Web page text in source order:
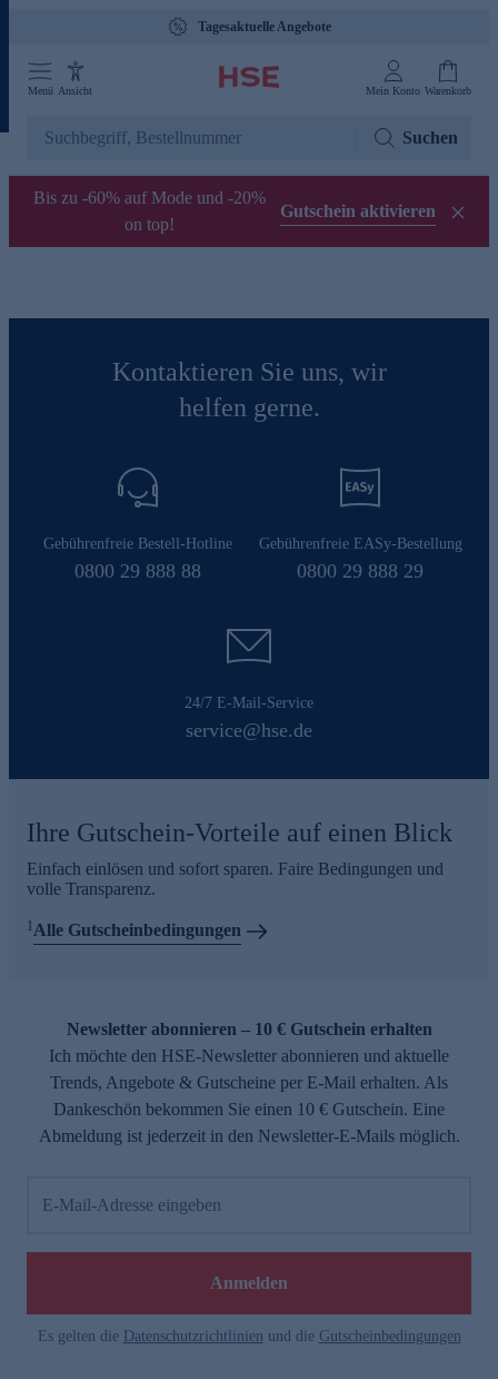
Tagesaktuelle Angebote
Menü Ansicht Mein Konto Warenkorb
Suchen
Bis zu -60% auf Mode und -20%
on top!
Gutschein aktivieren
Kontaktieren Sie uns, wir
helfen gerne.
Gebührenfreie Bestell-Hotline
0800 29 888 88
Gebührenfreie EASy-Bestellung
0800 29 888 29
24/7 E-Mail-Service
service@hse.de
Ihre Gutschein-Vorteile auf einen Blick
Einfach einlösen und sofort sparen. Faire Bedingungen und
volle Transparenz.
1Alle Gutscheinbedingungen
Newsletter abonnieren – 10 € Gutschein erhalten
Ich möchte den HSE-Newsletter abonnieren und aktuelle
Trends, Angebote & Gutscheine per E-Mail erhalten. Als
Dankeschön bekommen Sie einen 10 € Gutschein. Eine
Abmeldung ist jederzeit in den Newsletter-E-Mails möglich.
E-Mail-Adresse eingeben
Anmelden
Es gelten die Datenschutzrichtlinien und die Gutscheinbedingungen